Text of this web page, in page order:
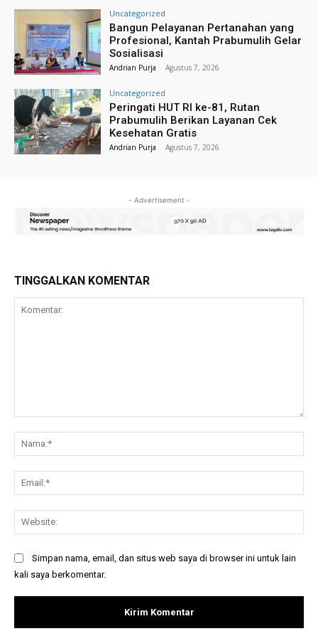
Uncategorized
Bangun Pelayanan Pertanahan yang
Profesional, Kantah Prabumulih Gelar
Sosialisasi
Andrian Purja - Agustus 7, 2026
Uncategorized
Peringati HUT RI ke-81, Rutan
Prabumulih Berikan Layanan Cek
Kesehatan Gratis
Andrian Purja - Agustus 7, 2026
- Advertisement -
TINGGALKAN KOMENTAR
Simpan nama, email, dan situs web saya di browser ini untuk lain
kali saya berkomentar.